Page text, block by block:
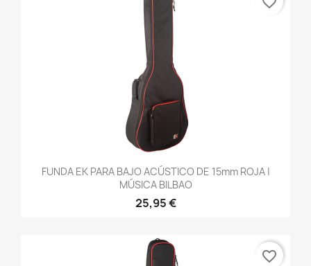
FUNDA EK PARA BAJO ACÚSTICO DE 15mm ROJA |
MÚSICA BILBAO
25,95 €
favorite_border